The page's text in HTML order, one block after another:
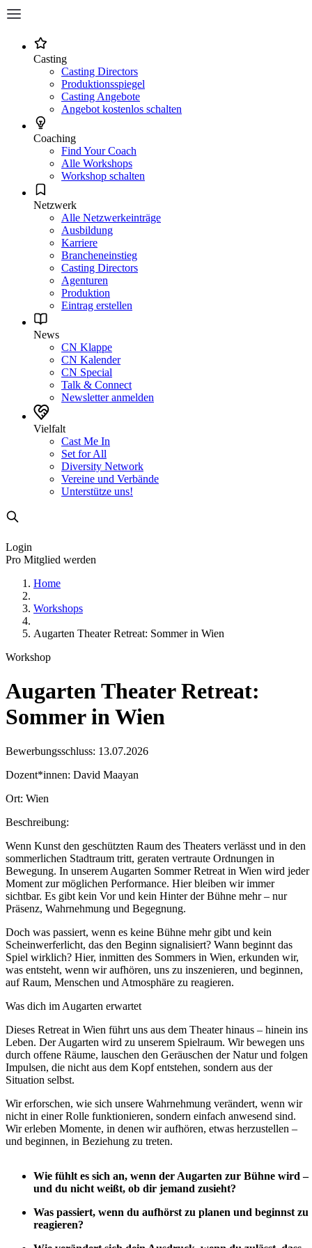
Casting
Casting Directors
Produktionsspiegel
Casting Angebote
Angebot kostenlos schalten
Coaching
Find Your Coach
Alle Workshops
Workshop schalten
Netzwerk
Alle Netzwerkeinträge
Ausbildung
Karriere
Brancheneinstieg
Casting Directors
Agenturen
Produktion
Eintrag erstellen
News
CN Klappe
CN Kalender
CN Special
Talk & Connect
Newsletter anmelden
Vielfalt
Cast Me In
Set for All
Diversity Network
Vereine und Verbände
Unterstütze uns!
Login
Pro Mitglied werden
Home
Workshops
Augarten Theater Retreat: Sommer in Wien
Workshop
Augarten Theater Retreat:
Sommer in Wien
Bewerbungsschluss: 13.07.2026
Dozent*innen: David Maayan
Ort: Wien
Beschreibung:
Wenn Kunst den geschützten Raum des Theaters verlässt und in den
sommerlichen Stadtraum tritt, geraten vertraute Ordnungen in
Bewegung. In unserem Augarten Sommer Retreat in Wien wird jeder
Moment zur möglichen Performance. Hier bleiben wir immer
sichtbar. Es gibt kein Vor und kein Hinter der Bühne mehr – nur
Präsenz, Wahrnehmung und Begegnung.
Doch was passiert, wenn es keine Bühne mehr gibt und kein
Scheinwerferlicht, das den Beginn signalisiert? Wann beginnt das
Spiel wirklich? Hier, inmitten des Sommers in Wien, erkunden wir,
was entsteht, wenn wir aufhören, uns zu inszenieren, und beginnen,
auf Raum, Menschen und Atmosphäre zu reagieren.
Was dich im Augarten erwartet
Dieses Retreat in Wien führt uns aus dem Theater hinaus – hinein ins
Leben. Der Augarten wird zu unserem Spielraum. Wir bewegen uns
durch offene Räume, lauschen den Geräuschen der Natur und folgen
Impulsen, die nicht aus dem Kopf entstehen, sondern aus der
Situation selbst.
Wir erforschen, wie sich unsere Wahrnehmung verändert, wenn wir
nicht in einer Rolle funktionieren, sondern einfach anwesend sind.
Wir erleben Momente, in denen wir aufhören, etwas herzustellen –
und beginnen, in Beziehung zu treten.
Wie fühlt es sich an, wenn der Augarten zur Bühne wird –
und du nicht weißt, ob dir jemand zusieht?
Was passiert, wenn du aufhörst zu planen und beginnst zu
reagieren?